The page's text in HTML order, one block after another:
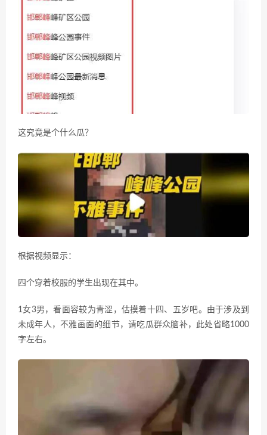
这究竟是个什么瓜？
根据视频显示：
四个穿着校服的学生出现在其中。
1女3男，看面容较为青涩，估摸着十四、五岁吧。由于涉及到
未成年人，不雅画面的细节，请吃瓜群众脑补，此处省略1000
字左右。